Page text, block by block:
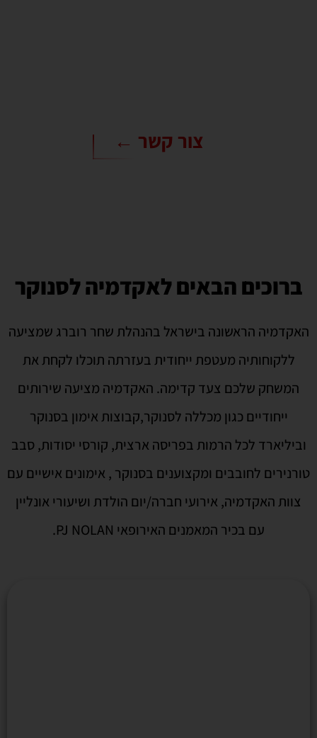
צור קשר ←
ברוכים הבאים לאקדמיה לסנוקר
האקדמיה הראשונה בישראל בהנהלת שחר רוברג שמציעה
ללקוחותיה מעטפת ייחודית בעזרתה תוכלו לקחת את
המשחק שלכם צעד קדימה. האקדמיה מציעה שירותים
ייחודיים כגון מכללה לסנוקר,קבוצות אימון בסנוקר
וביליארד לכל הרמות בפריסה ארצית, קורסי יסודות, סבב
טורנירים לחובבים ומקצוענים בסנוקר , אימונים אישיים עם
צוות האקדמיה, אירועי חברה/יום הולדת ושיעורי אונליין
עם בכיר המאמנים האירופאי PJ NOLAN.